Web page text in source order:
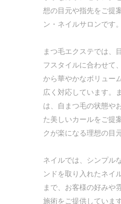
想の目元や指先をご提
ン・ネイルサロンです。
まつ毛エクステでは、
フスタイルに合わせて
から華やかなボリュー
広く対応しています。
は、自まつ毛の状態や
た美しいカールをご提
クが楽になる理想の目
ネイルでは、シンプル
ンドを取り入れたネイ
まで、お客様の好みや
施術をご提供していま